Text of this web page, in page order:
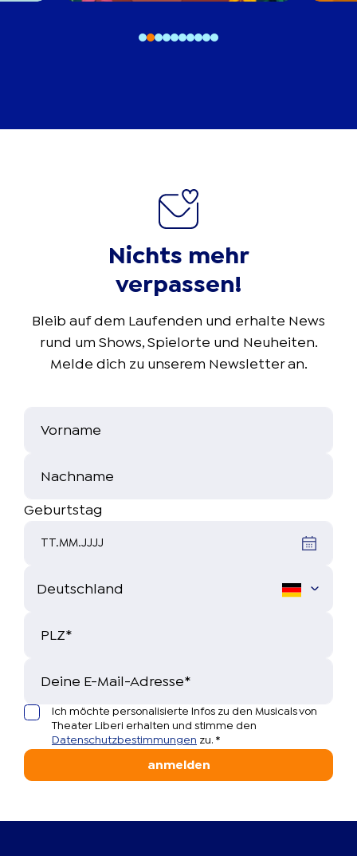
Nichts mehr
verpassen!
Bleib auf dem Laufenden und erhalte News
rund um Shows, Spielorte und Neuheiten.
Melde dich zu unserem Newsletter an.
Vorname
Nachname
Geburtstag
TT.MM.JJJJ
PLZ*
Deine E-Mail-Adresse*
Ich möchte personalisierte Infos zu den Musicals von
Theater Liberi erhalten und stimme den
Datenschutzbestimmungen zu. *
anmelden